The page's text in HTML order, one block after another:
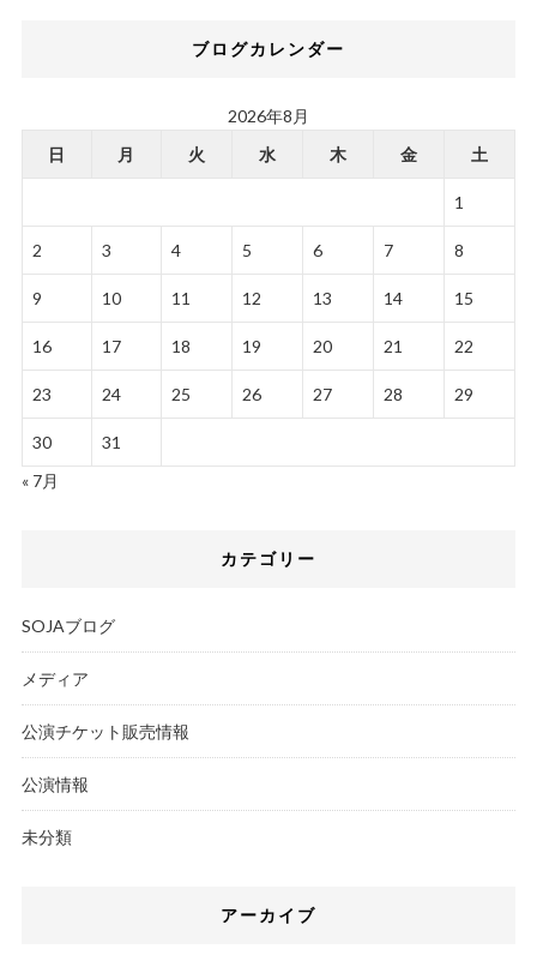
ブログカレンダー
2026年8月
日
月 火 水 木 金 土
1
2 3 4 5 6 7 8
9 10 11 12 13 14 15
16 17 18 19 20 21 22
23 24 25 26 27 28 29
30
31
« 7月
カテゴリー
SOJAブログ
メディア
公演チケット販売情報
公演情報
未分類
アーカイブ